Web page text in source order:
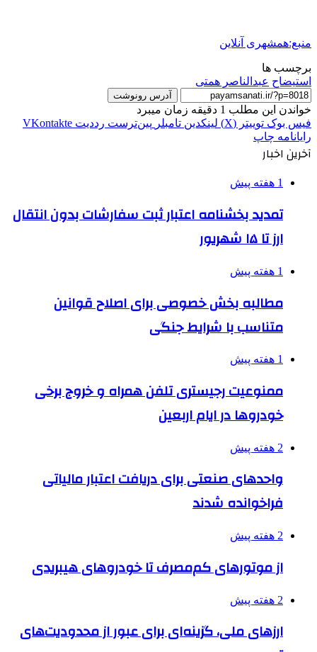
منبع:همشهری آنلاین
برچسب ها
استیضاح عبدالناصر همتی
آدرس رونوشت
خواندن این مطلب 1 دقیقه زمان میبرد
فیس بوک توییتر (X) لینکدین ‫تامبلر ‫پین‌ترست ‫رددیت ‫VKontakte
رایانامه چاپ
آخرین اخبار
1 هفته پیش
تمدید بخشنامه اعتبار ثبت سفارشات بدون انتقال
ارز تا ۱۵ شهریور
1 هفته پیش
مطالبه بخش خصوصی برای اصلاح قوانین
متناسب با شرایط جنگی
1 هفته پیش
ممنوعیت رجیستری تلفن همراه و خروج برخی
خودروها در ایام اربعین
2 هفته پیش
واحدهای صنعتی برای دریافت اعتبار مالیاتی
فراخوانده شدند
2 هفته پیش
از موتورهای کم‌مصرف تا خودروهای هیبریدی
2 هفته پیش
ارزهای ملی، گزینه‌ای برای عبور از محدودیت‌های